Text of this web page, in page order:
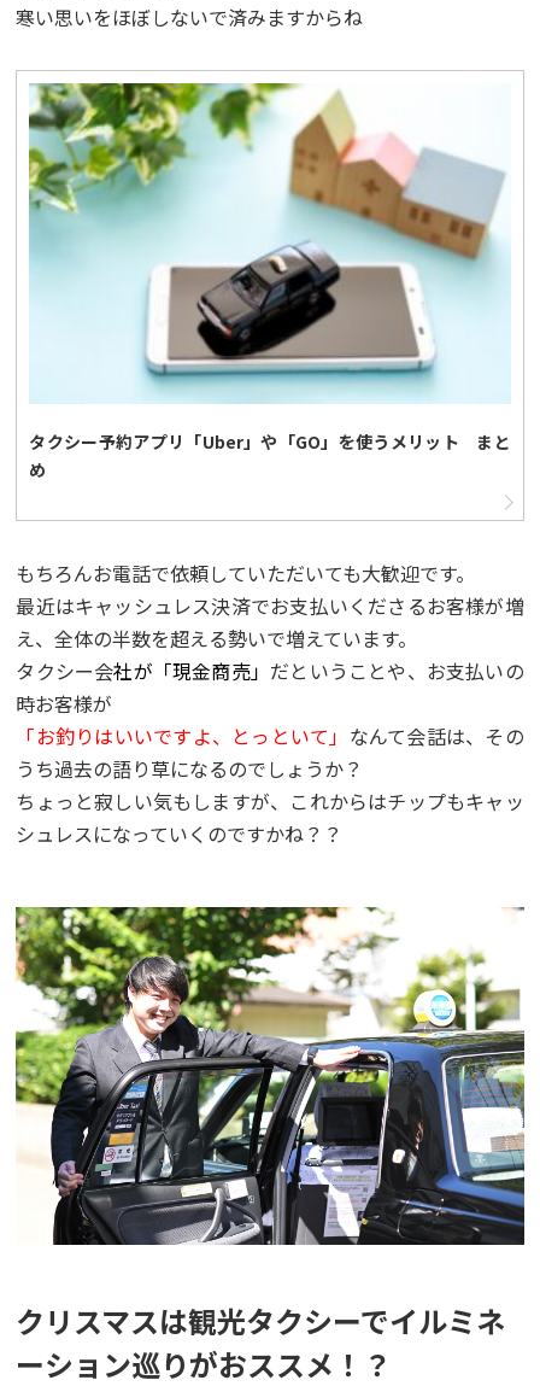
寒い思いをほぼしないで済みますからね
タクシー予約アプリ「Uber」や「GO」を使うメリット まと
め
もちろんお電話で依頼していただいても大歓迎です。
最近はキャッシュレス決済でお支払いくださるお客様が増
え、全体の半数を超える勢いで増えています。
タクシー会社が「現金商売」 だということや、お支払いの
時お客様が
「お釣りはいいですよ、とっといて」 なんて会話は、その
うち過去の語り草になるのでしょうか？
ちょっと寂しい気もしますが、これからはチップもキャッ
シュレスになっていくのですかね？？
クリスマスは観光タクシーでイルミネ
ーション巡りがおススメ！？